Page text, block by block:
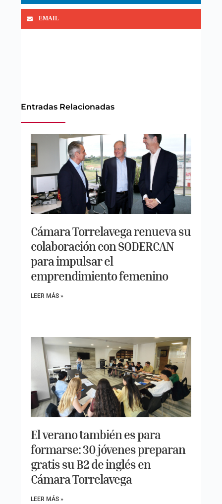
EMAIL
Entradas Relacionadas
Cámara Torrelavega renueva su
colaboración con SODERCAN
para impulsar el
emprendimiento femenino
LEER MÁS »
El verano también es para
formarse: 30 jóvenes preparan
gratis su B2 de inglés en
Cámara Torrelavega
LEER MÁS »